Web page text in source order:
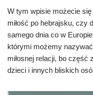
W tym wpisie możecie
miłość po hebrajsku, czy
samego dnia co w
którymi możemy
miłosnej relacji, bo
dzieci i innych bliskich